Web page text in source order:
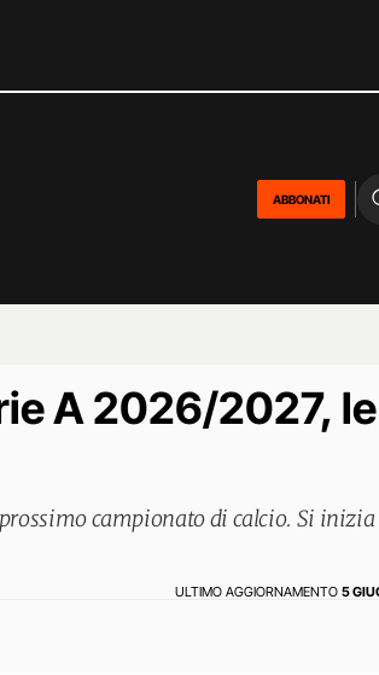
ABBONATI
A 2026/2027,
campionato di calcio. Si
ULTIMO AGGIORNAMENTO 5